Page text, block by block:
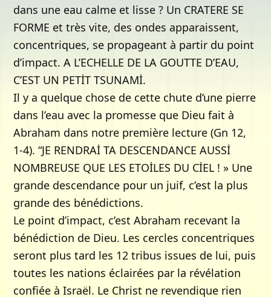
dans une eau calme et lisse ? Un CRATERE SE
FORME et très vite, des ondes apparaissent,
concentriques, se propageant à partir du point
d’impact. A L’ECHELLE DE LA GOUTTE D’EAU,
C’EST UN PETİT TSUNAMİ.
Il y a quelque chose de cette chute d’une pierre
dans l’eau avec la promesse que Dieu fait à
Abraham dans notre première lecture (Gn 12,
1-4). “JE RENDRAİ TA DESCENDANCE AUSSİ
NOMBREUSE QUE LES ETOİLES DU CİEL ! » Une
grande descendance pour un juif, c’est la plus
grande des bénédictions.
Le point d’impact, c’est Abraham recevant la
bénédiction de Dieu. Les cercles concentriques
seront plus tard les 12 tribus issues de lui, puis
toutes les nations éclairées par la révélation
confiée à Israël. Le Christ ne revendique rien